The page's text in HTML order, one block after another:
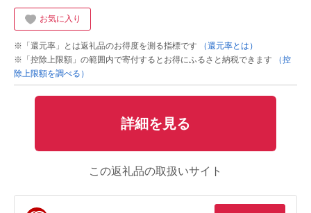
お気に入り
※「還元率」とは返礼品のお得度を測る指標です
（還元率とは）
※「控除上限額」の範囲内で寄付するとお得にふるさと納税できます
（控
除上限額を調べる）
詳細を見る
この返礼品の取扱いサイト